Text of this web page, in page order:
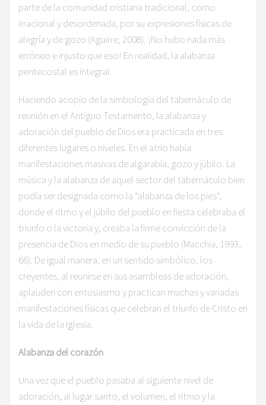
parte de la comunidad cristiana tradicional, como
irracional y desordenada, por su expresiones físicas de
alegría y de gozo (Aguirre, 2008). ¡No hubo nada más
erróneo e injusto que eso! En realidad, la alabanza
pentecostal es integral.
Haciendo acopio de la simbología del tabernáculo de
reunión en el Antiguo Testamento, la alabanza y
adoración del pueblo de Dios era practicada en tres
diferentes lugares o niveles. En el atrio había
manifestaciones masivas de algarabía, gozo y júbilo. La
música y la alabanza de aquel sector del tabernáculo bien
podía ser designada como la “alabanza de los pies”,
donde el ritmo y el júbilo del pueblo en fiesta celebraba el
triunfo o la victoria y, creaba la firme convicción de la
presencia de Dios en medio de su pueblo (Macchia, 1993,
66). De igual manera, en un sentido simbólico, los
creyentes, al reunirse en sus asambleas de adoración,
aplauden con entusiasmo y practican muchas y variadas
manifestaciones físicas que celebran el triunfo de Cristo en
la vida de la iglesia.
Alabanza del corazón
Una vez que el pueblo pasaba al siguiente nivel de
adoración, al lugar santo, el volumen, el ritmo y la